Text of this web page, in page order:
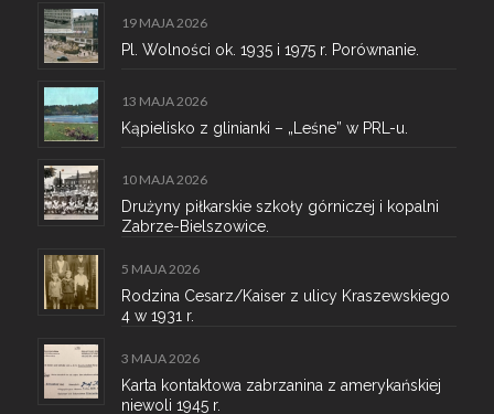
19 MAJA 2026
Pl. Wolności ok. 1935 i 1975 r. Porównanie.
13 MAJA 2026
Kąpielisko z glinianki – „Leśne” w PRL-u.
10 MAJA 2026
Drużyny piłkarskie szkoły górniczej i kopalni
Zabrze-Bielszowice.
5 MAJA 2026
Rodzina Cesarz/Kaiser z ulicy Kraszewskiego
4 w 1931 r.
3 MAJA 2026
Karta kontaktowa zabrzanina z amerykańskiej
niewoli 1945 r.